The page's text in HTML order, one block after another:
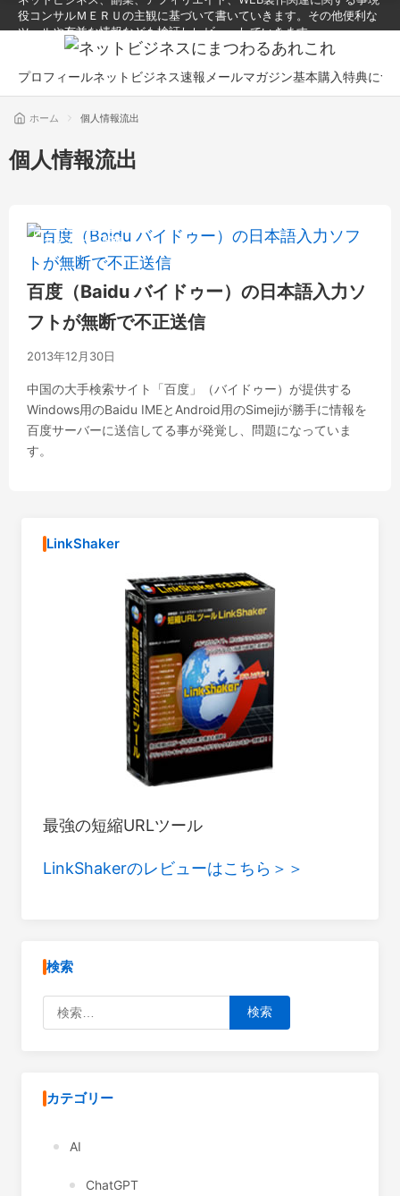
役コンサルＭＥＲＵの主観に基づいて書いていきます。その他便利な
ツールや有益な情報なども検証しレビューしていきます。
プロフィールネットビジネス速報メールマガジン基本購入特典につ
ホーム 個人情報流出
個人情報流出
セキュリティ関連
百度（Baidu バイドゥー）の日本語入力ソ
フトが無断で不正送信
2013年12月30日
中国の大手検索サイト「百度」（バイドゥー）が提供する
Windows用のBaidu IMEとAndroid用のSimejiが勝手に情報を
百度サーバーに送信してる事が発覚し、問題になっていま
す。
LinkShaker
最強の短縮URLツール
LinkShakerのレビューはこちら＞＞
検索
検索:
カテゴリー
AI
ChatGPT